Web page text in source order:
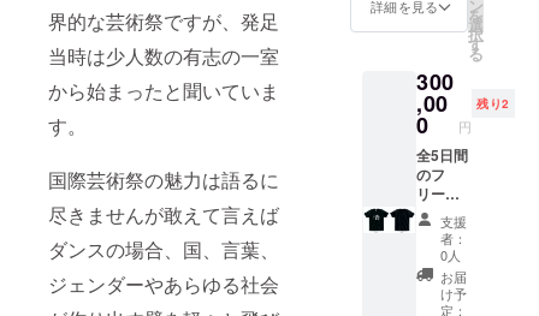
界的な芸術祭ですが、発足
当時は少人数の有志の一室
から始まったと聞いていま
す。
国際芸術祭の魅力は語るに
尽きませんが敢えて言えば
ダンスの場合、国、言葉、
ジェンダーやあらゆる社会
ト版ビ
デオの
枚４０
分程度
（2023
年１月
末仕上
がりを
予定）
郵送い
たしま
す。１
０名限
定で
す。
と舞踏
祭特製T
３枚
（M,Lか
らサイ
ズをお
選びく
ださ
い）と
ドリン
クチ
ケット
10枚、
そして
第三回
詳細を見る ン
を
選
択
す
る
300
,00
0 円
残り2
全5日間
のフ
リーチ
ケット
２
枚、
座席指
定可、
（メー
支援
者：
0人
お届
け予
定：